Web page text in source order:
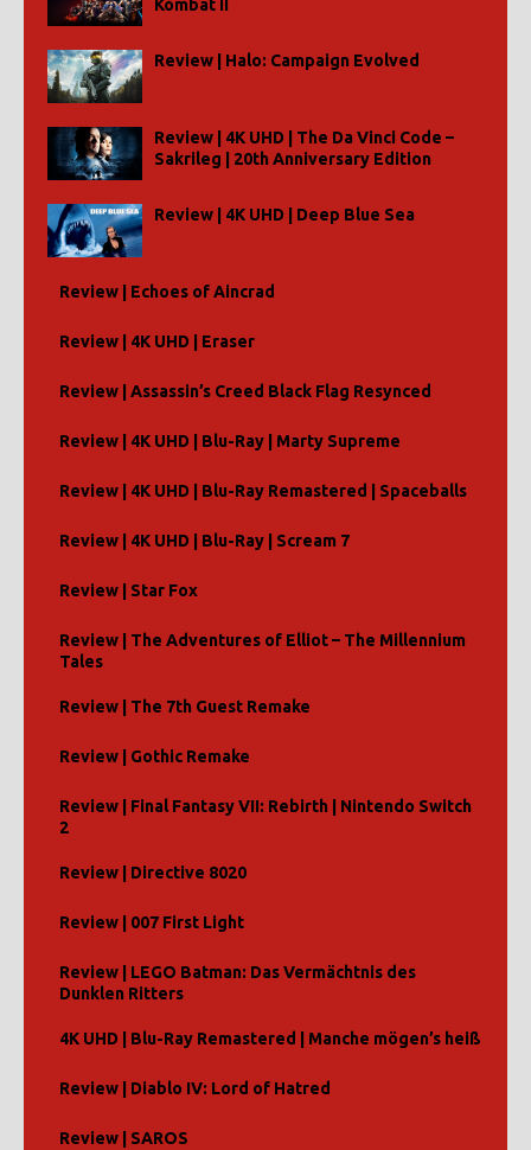
Kombat II
Review | Halo: Campaign Evolved
Review | 4K UHD | The Da Vinci Code –
Sakrileg | 20th Anniversary Edition
Review | 4K UHD | Deep Blue Sea
Review | Echoes of Aincrad
Review | 4K UHD | Eraser
Review | Assassin’s Creed Black Flag Resynced
Review | 4K UHD | Blu-Ray | Marty Supreme
Review | 4K UHD | Blu-Ray Remastered | Spaceballs
Review | 4K UHD | Blu-Ray | Scream 7
Review | Star Fox
Review | The Adventures of Elliot – The Millennium
Tales
Review | The 7th Guest Remake
Review | Gothic Remake
Review | Final Fantasy VII: Rebirth | Nintendo Switch
2
Review | Directive 8020
Review | 007 First Light
Review | LEGO Batman: Das Vermächtnis des
Dunklen Ritters
4K UHD | Blu-Ray Remastered | Manche mögen’s heiß
Review | Diablo IV: Lord of Hatred
Review | SAROS